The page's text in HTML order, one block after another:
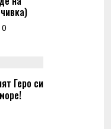
0
Геро си